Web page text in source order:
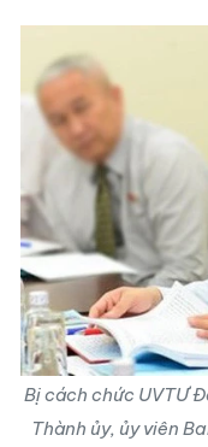
Bị cách chức UVTƯ
Thành ủy, ủy viên